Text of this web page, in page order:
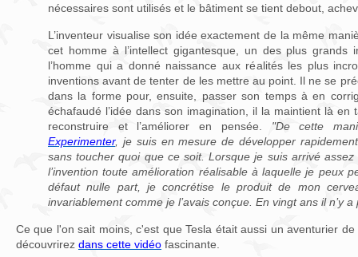
nécessaires sont utilisés et le bâtiment se tient debout,
L’inventeur visualise son idée exactement de la même
cet homme à l’intellect gigantesque, un des plus grands
l’homme qui a donné naissance aux réalités les plus
inventions avant de tenter de les mettre au point. Il ne se
dans la forme pour, ensuite, passer son temps à en
échafaudé l’idée dans son imagination, il la maintient là en
reconstruire et l’améliorer en pensée. "De cette
Experimenter, je suis en mesure de développer
sans toucher quoi que ce soit. Lorsque je suis arrivé
l’invention toute amélioration réalisable à laquelle je peux
défaut nulle part, je concrétise le produit de mon
invariablement comme je l’avais conçue. En vingt ans il n’y
Ce que l'on sait moins, c'est que Tesla était aussi un aventurier
découvrirez dans cette vidéo fascinante.